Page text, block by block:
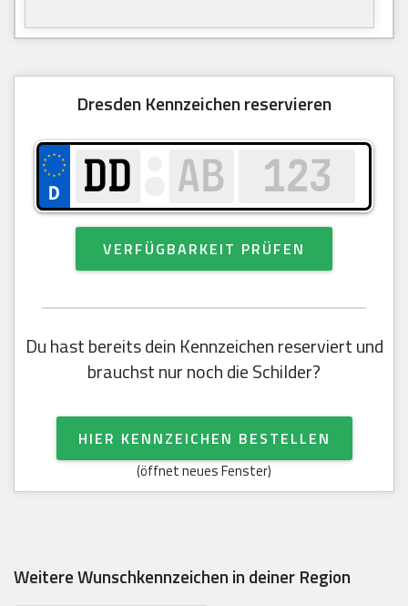
Dresden Kennzeichen reservieren
VERFÜGBARKEIT PRÜFEN
Du hast bereits dein Kennzeichen reserviert und
brauchst nur noch die Schilder?
HIER KENNZEICHEN BESTELLEN
(öffnet neues Fenster)
Weitere Wunschkennzeichen in deiner Region